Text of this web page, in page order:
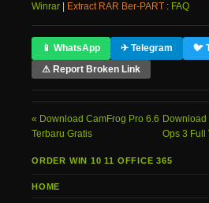
Winrar
Extract RAR Ber-PART : FAQ
📱 WhatsApp ✈ Telegram
🐦
⚠ Report Broken Link
Download CamFrog Pro 6.6
Terbaru Gratis
Download
Ops 3 Full
ORDER WIN 10 11 OFFICE 365
HOME